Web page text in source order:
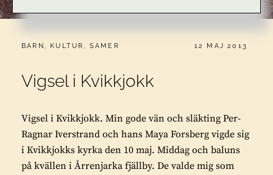
CATEGORIES:
BARN , KULTUR , SAMER PUBLICERAT
12 MAJ 2013
Vigsel i Kvikkjokk
Vigsel i Kvikkjokk. Min gode vän och släkting Per-
Ragnar Iverstrand och hans Maya Forsberg vigde sig
i Kvikkjokks kyrka den 10 maj. Middag och baluns
på kvällen i Årrenjarka fjällby. De valde mig som